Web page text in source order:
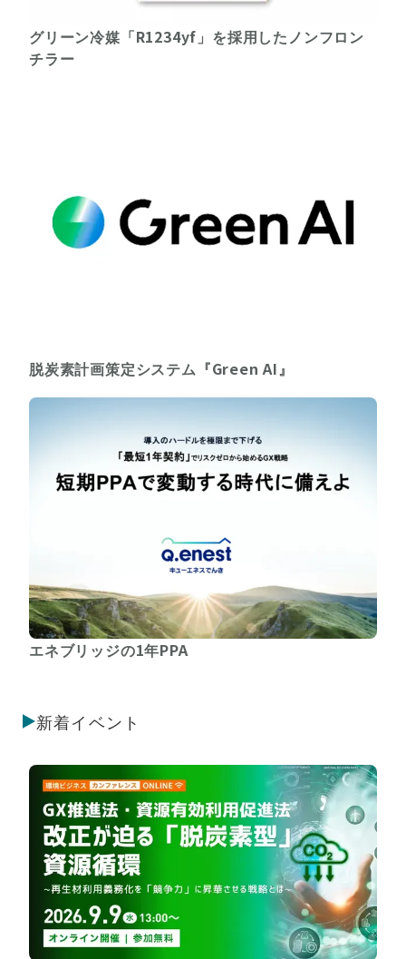
グリーン冷媒「R1234yf」を採用したノンフロン
チラー
脱炭素計画策定システム『Green AI』
エネブリッジの1年PPA
新着イベント